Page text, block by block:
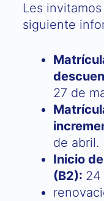
Les
siguiente
27 de
de abril.
Inicio
(B2): 24